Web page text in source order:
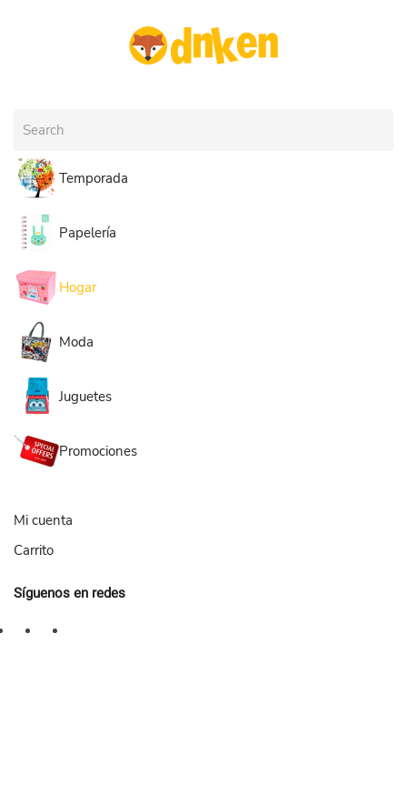
Skip to main content
Temporada
Papelería
Hogar
Moda
Juguetes
Promociones
Mi cuenta
Carrito
Síguenos en redes